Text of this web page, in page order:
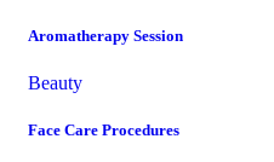
Aromatherapy Session
Beauty
Face Care Procedures